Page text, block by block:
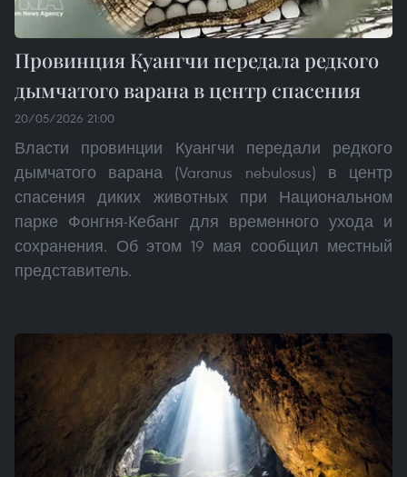
Провинция Куангчи передала редкого
дымчатого варана в центр спасения
20/05/2026 21:00
Власти провинции Куангчи передали редкого
дымчатого варана (Varanus nebulosus) в центр
спасения диких животных при Национальном
парке Фонгня-Кебанг для временного ухода и
сохранения. Об этом 19 мая сообщил местный
представитель.